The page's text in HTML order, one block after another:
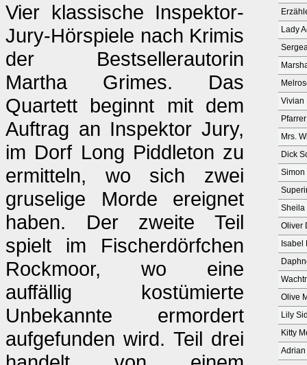
Vier klassische Inspektor-
Jury-Hörspiele nach Krimis
der Bestsellerautorin
Martha Grimes. Das
Quartett beginnt mit dem
Auftrag an Inspektor Jury,
im Dorf Long Piddleton zu
ermitteln, wo sich zwei
gruselige Morde ereignet
haben. Der zweite Teil
spielt im Fischerdörfchen
Rockmoor, wo eine
auffällig kostümierte
Unbekannte ermordert
aufgefunden wird. Teil drei
Lady
Vivian
Mrs.
Dick
Simon
Sheila
Oliver
Isabel
Olive
Lily
Kitty